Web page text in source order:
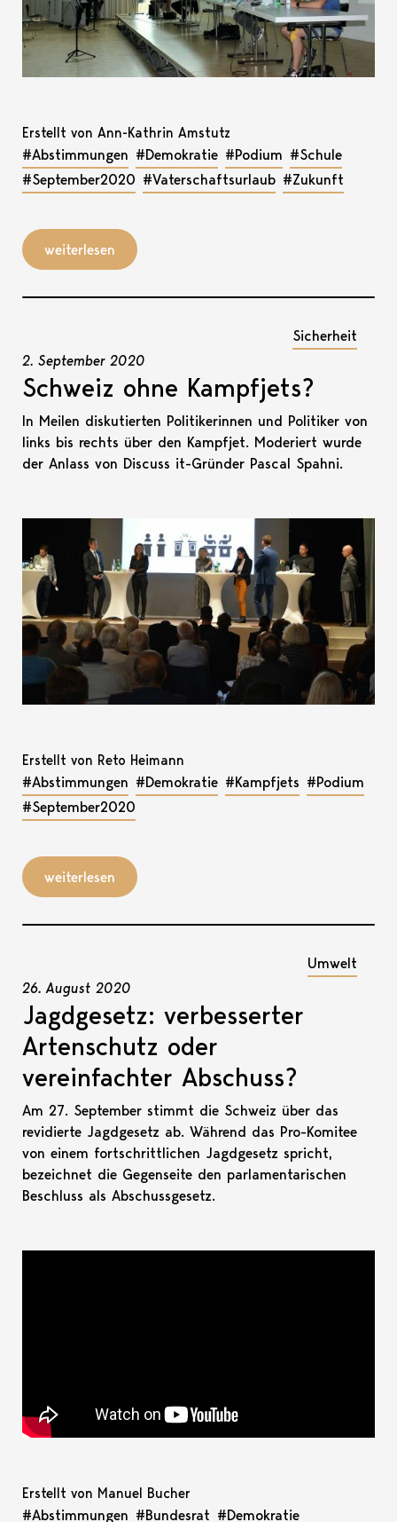
Erstellt von Ann-Kathrin Amstutz
#Abstimmungen #Demokratie #Podium #Schule
#September2020 #Vaterschaftsurlaub #Zukunft
weiterlesen
Sicherheit
2. September 2020
Schweiz ohne Kampfjets?
In Meilen diskutierten Politikerinnen und Politiker von
links bis rechts über den Kampfjet. Moderiert wurde
der Anlass von Discuss it-Gründer Pascal Spahni.
Erstellt von Reto Heimann
#Abstimmungen #Demokratie #Kampfjets #Podium
#September2020
weiterlesen
Umwelt
26. August 2020
Jagdgesetz: verbesserter
Artenschutz oder
vereinfachter Abschuss?
Am 27. September stimmt die Schweiz über das
revidierte Jagdgesetz ab. Während das Pro-Komitee
von einem fortschrittlichen Jagdgesetz spricht,
bezeichnet die Gegenseite den parlamentarischen
Beschluss als Abschussgesetz.
Erstellt von Manuel Bucher
#Abstimmungen #Bundesrat #Demokratie